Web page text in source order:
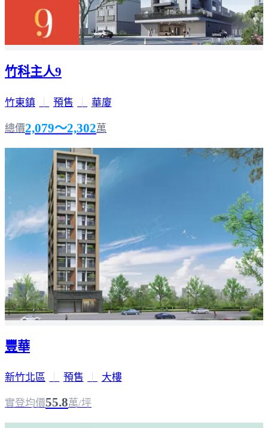
竹科主人9
竹東鎮 預售 華廈
總價2,079～2,302萬
豐華
新竹北區 預售 大樓
實登均價55.8萬/坪